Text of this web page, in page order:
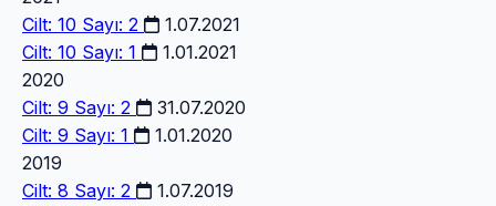
Cilt: 10 Sayı: 2
1.07.2021
Cilt: 10 Sayı: 1
1.01.2021
2020
Cilt: 9 Sayı: 2
31.07.2020
Cilt: 9 Sayı: 1
1.01.2020
2019
Cilt: 8 Sayı: 2
1.07.2019